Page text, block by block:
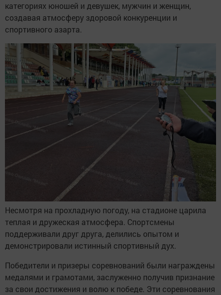
категориях юношей и девушек, мужчин и женщин,
создавая атмосферу здоровой конкуренции и
спортивного азарта.
Несмотря на прохладную погоду, на стадионе царила
теплая и дружеская атмосфера. Спортсмены
поддерживали друг друга, делились опытом и
демонстрировали истинный спортивный дух.
Победители и призеры соревнований были награждены
медалями и грамотами, заслуженно получив признание
за свои достижения и волю к победе. Эти соревнования